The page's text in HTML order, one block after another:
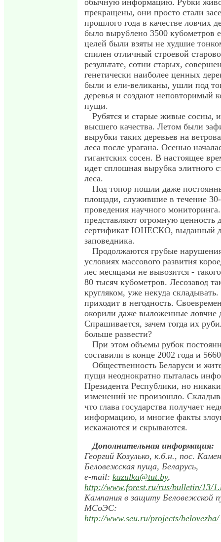
обычную информацию. Рубки
прекращены, они просто стали
прошлого года в качестве ловчих
было вырублено 3500 кубометров
целей были взяты не худшие
спилен отличный строевой
результате, сотни старых,
генетически наиболее ценных
были и ели-великаны, ушли под
деревья и создают неповторимый
пущи.
Рубятся и старые живые сосны,
высшего качества. Летом были
вырубки таких деревьев на
леса после урагана. Осенью
гигантских сосен. В настоящее
идет сплошная вырубка элитного
леса.
Под топор пошли даже
площади, служившие в течение
проведения научного
представляют огромную ценность
сертификат ЮНЕСКО, выданный
заповедника.
Продолжаются грубые
условиях массового развития
лес месяцами не вывозится -
80 тысяч кубометров. Лесозавод
кругляком, уже некуда
приходит в негодность.
окорили даже выложенные ловчие
Спрашивается, зачем тогда их
больше развести?
При этом объемы рубок
составили в конце 2002 года и
Общественность Беларуси и
пущи неоднократно пыталась
Президента Республики, но
изменений не произошло.
что глава государства получает
информацию, и многие факты
искажаются и скрываются.
Дополнительная информация:
Георгий Козулько, к.б.н., пос.
Беловежская пуща, Беларусь,
e-mail: kazulka@tut.by,
http://www.forest.ru/rus/bulletin/13/
Кампания в защиту Беловежской
МСоЭС:
http://www.seu.ru/projects/belovezha/